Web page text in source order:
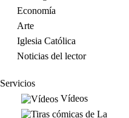
Economía
Arte
Iglesia Católica
Noticias del lector
Servicios
Vídeos